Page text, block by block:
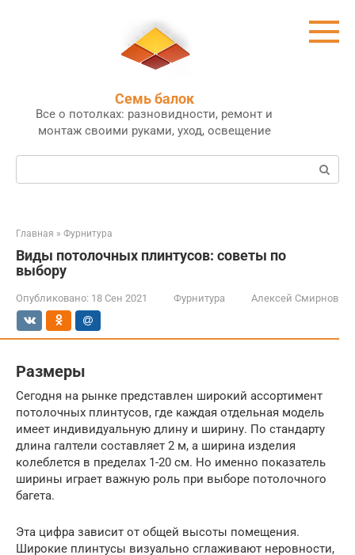
Семь балок
Все о потолках: разновидности, ремонт и
монтаж своими руками, уход, освещение
Поиск:
Главная » Фурнитура
Виды потолочных плинтусов: советы по
выбору
Опубликовано: 18 Сен 2021 Фурнитура Алексей Смирнов
Размеры
Сегодня на рынке представлен широкий ассортимент
потолочных плинтусов, где каждая отдельная модель
имеет индивидуальную длину и ширину. По стандарту
длина галтели составляет 2 м, а ширина изделия
колеблется в пределах 1-20 см. Но именно показатель
ширины играет важную роль при выборе потолочного
багета.
Эта цифра зависит от общей высоты помещения.
Широкие плинтусы визуально сглаживают неровности,